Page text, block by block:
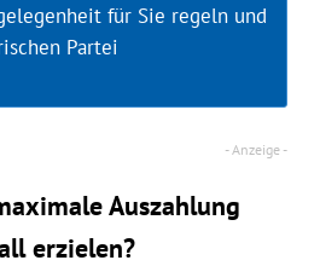
für Sie regeln und
Partei
Auszahlung
erzielen?